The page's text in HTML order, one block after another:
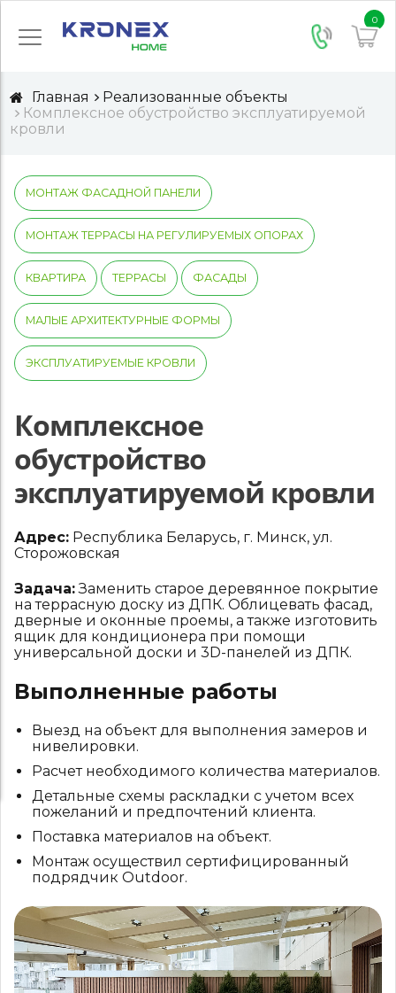
0
Главная
Реализованные объекты
Комплексное обустройство эксплуатируемой
кровли
МОНТАЖ ФАСАДНОЙ ПАНЕЛИ
МОНТАЖ ТЕРРАСЫ НА РЕГУЛИРУЕМЫХ ОПОРАХ
КВАРТИРА ТЕРРАСЫ ФАСАДЫ
МАЛЫЕ АРХИТЕКТУРНЫЕ ФОРМЫ
ЭКСПЛУАТИРУЕМЫЕ КРОВЛИ
Комплексное
обустройство
эксплуатируемой кровли
Адрес: Республика Беларусь, г. Минск, ул.
Сторожовская
Задача:Заменить старое деревянное покрытие
на террасную доску из ДПК. Облицевать фасад,
дверные и оконные проемы, а также изготовить
ящик для кондиционера при помощи
универсальной доски и 3D-панелей из ДПК.
Выполненные работы
Выезд на объект для выполнения замеров и
нивелировки.
Расчет необходимого количества материалов.
Детальные схемы раскладки с учетом всех
пожеланий и предпочтений клиента.
Поставка материалов на объект.
Монтаж осуществил сертифицированный
подрядчик Outdoor.